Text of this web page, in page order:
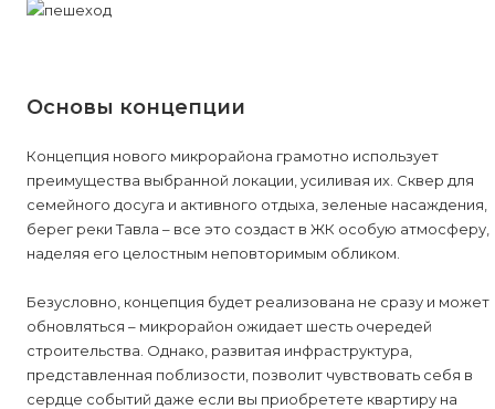
Основы концепции
Концепция нового микрорайона грамотно использует
преимущества выбранной локации, усиливая их. Сквер для
семейного досуга и активного отдыха, зеленые насаждения,
берег реки Тавла – все это создаст в ЖК особую атмосферу,
наделяя его целостным неповторимым обликом.
Безусловно, концепция будет реализована не сразу и может
обновляться – микрорайон ожидает шесть очередей
строительства. Однако, развитая инфраструктура,
представленная поблизости, позволит чувствовать себя в
сердце событий даже если вы приобретете квартиру на